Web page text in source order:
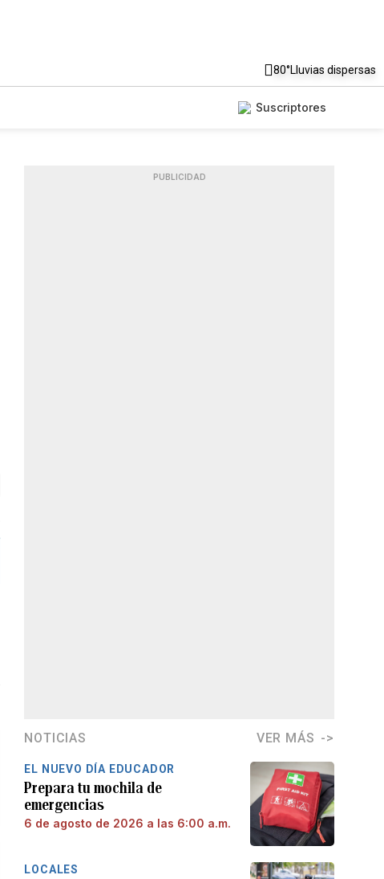
80°Lluvias dispersas
Suscriptores
PUBLICIDAD
NOTICIAS VER MÁS
EL NUEVO DÍA EDUCADOR
Prepara tu mochila de
emergencias
6 de agosto de 2026 a las 6:00 a.m.
LOCALES